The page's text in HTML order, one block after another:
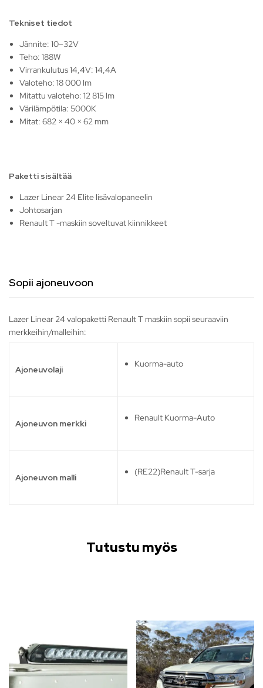
Tekniset tiedot
Jännite: 10–32V
Teho: 188W
Virrankulutus 14,4V: 14,4A
Valoteho: 18 000 lm
Mitattu valoteho: 12 815 lm
Värilämpötila: 5000K
Mitat: 682 × 40 × 62 mm
Paketti sisältää
Lazer Linear 24 Elite lisävalopaneelin
Johtosarjan
Renault T -maskiin soveltuvat kiinnikkeet
Sopii ajoneuvoon
Lazer Linear 24 valopaketti Renault T maskiin sopii seuraaviin
merkkeihin/malleihin:
Ajoneuvolaji
Kuorma-auto
Ajoneuvon merkki
Renault Kuorma-Auto
Ajoneuvon malli
(RE22)Renault T-sarja
Tutustu myös